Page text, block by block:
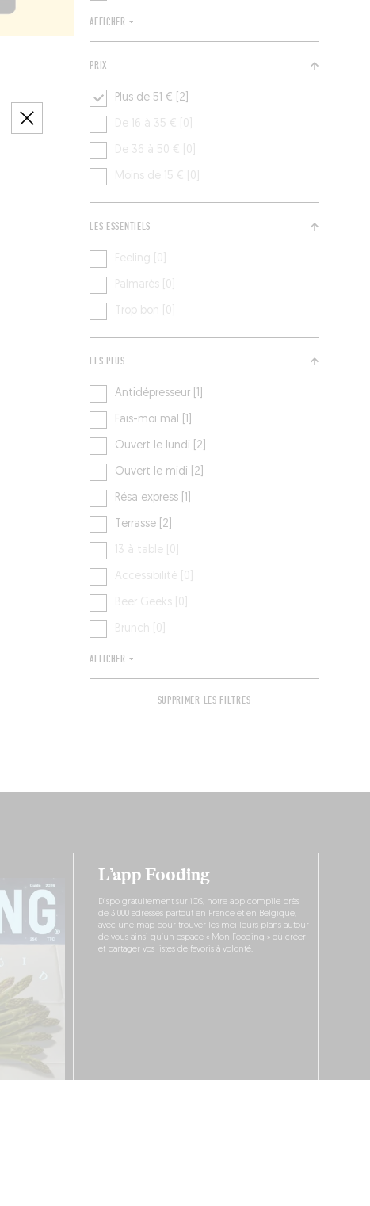
AFFICHER +
PRIX
Plus de 51 € [2]
De 16 à 35 € [0]
De 36 à 50 € [0]
Moins de 15 € [0]
LES ESSENTIELS
Feeling [0]
Palmarès [0]
Trop bon [0]
LES PLUS
Antidépresseur [1]
Fais-moi mal [1]
Ouvert le lundi [2]
Ouvert le midi [2]
Résa express [1]
Terrasse [2]
13 à table [0]
Accessibilité [0]
Beer Geeks [0]
Brunch [0]
AFFICHER +
SUPPRIMER LES FILTRES
L’app Fooding
Dispo gratuitement sur iOS, notre app compile près
de 3 000 adresses partout en France et en Belgique,
avec une map pour trouver les meilleurs plans autour
de vous ainsi qu’un espace « Mon Fooding » où créer
et partager vos listes de favoris à volonté.